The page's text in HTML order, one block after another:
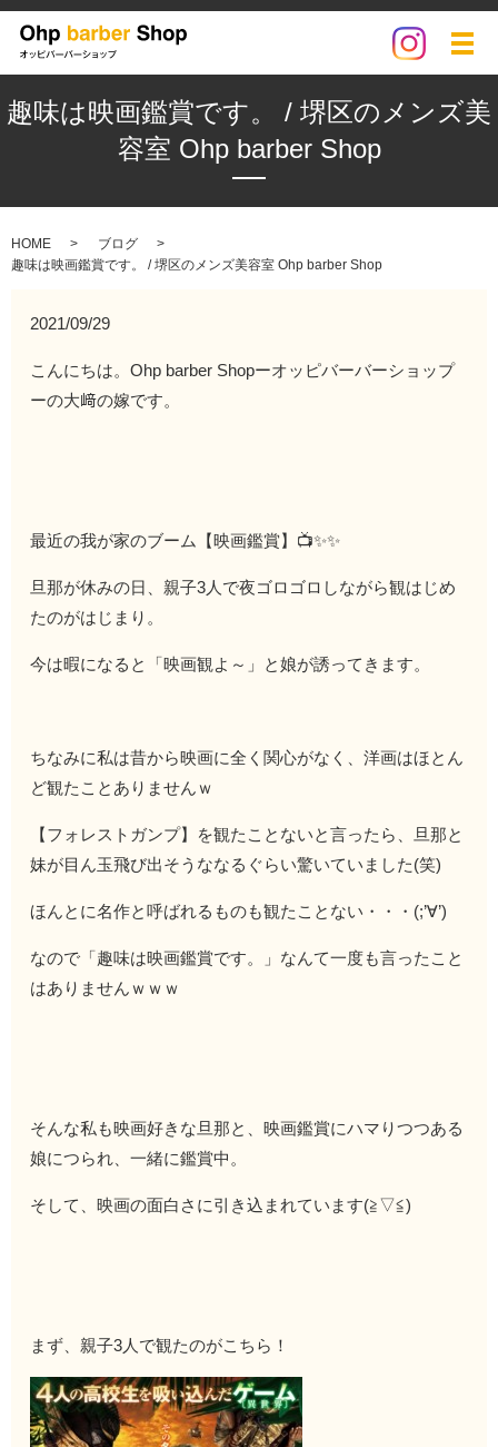
メ
趣味は映画鑑賞です。 / 堺区のメンズ美
容室 Ohp barber Shop
HOME
ブログ
趣味は映画鑑賞です。 / 堺区のメンズ美容室 Ohp barber Shop
2021/09/29
こんにちは。Ohp barber Shopーオッピバーバーショップ
ーの大﨑の嫁です。
最近の我が家のブーム【映画鑑賞】📺✨✨
旦那が休みの日、親子3人で夜ゴロゴロしながら観はじめ
たのがはじまり。
今は暇になると「映画観よ～」と娘が誘ってきます。
ちなみに私は昔から映画に全く関心がなく、洋画はほとん
ど観たことありませんｗ
【フォレストガンプ】を観たことないと言ったら、旦那と
妹が目ん玉飛び出そうななるぐらい驚いていました(笑)
ほんとに名作と呼ばれるものも観たことない・・・(;’∀’)
なので「趣味は映画鑑賞です。」なんて一度も言ったこと
はありませんｗｗｗ
そんな私も映画好きな旦那と、映画鑑賞にハマりつつある
娘につられ、一緒に鑑賞中。
そして、映画の面白さに引き込まれています(≧▽≦)
まず、親子3人で観たのがこちら！